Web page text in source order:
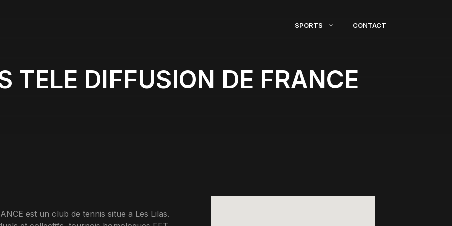
SPORTS CONTACT
TELE DIFFUSION DE FRANCE
est un club de tennis situe a Les Lilas.